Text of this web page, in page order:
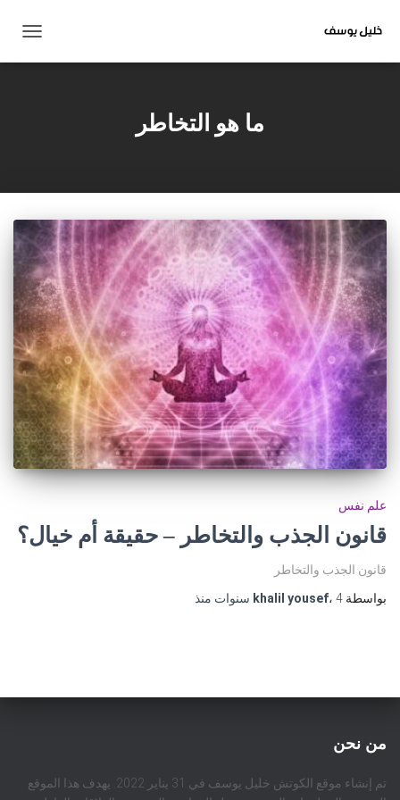
التنقل
ما هو التخاطر
علم نفس
قانون الجذب والتخاطر – حقيقة أم خيال؟
قانون الجذب والتخاطر
بواسطة
khalil yousef، 4 سنوات منذ
من نحن
تم إنشاء موقع الكوتش خليل يوسف في 31 يناير 2022. يهدف هذا الموقع